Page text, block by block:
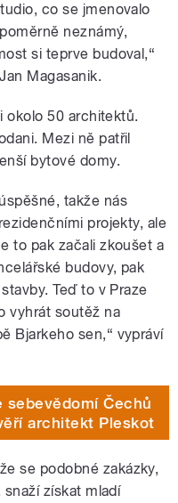
co se jmenovalo
neznámý,
si teprve budoval,“
Magasanik.
okolo 50 architektů.
Mezi ně patřil
bytové domy.
takže nás
projekty, ale
to pak začali zkoušet a
budovy, pak
Teď to v Praze
vyhrát soutěž na
Bjarkeho sen,“ vypráví
sebevědomí Čechů
architekt Pleskot
se podobné zakázky,
získat mladí